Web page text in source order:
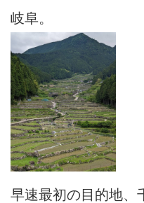
岐阜。
早速最初の目的地、